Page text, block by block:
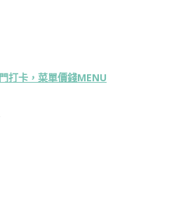
打卡，菜單價錢MENU